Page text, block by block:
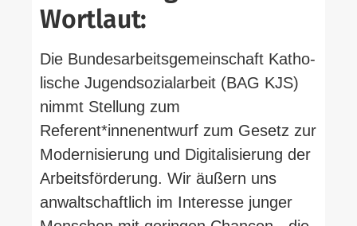
Wortlaut:
Die Bun­des­ar­beits­ge­mein­schaft Katho­
lische Jugend­so­zi­al­arbeit (BAG KJS)
nimmt Stellung zum
Referent*innenentwurf zum Gesetz zur
Moder­ni­sierung und Digi­ta­li­sierung der
Arbeits­för­derung. Wir äußern uns
anwalt­schaftlich im Interesse junger